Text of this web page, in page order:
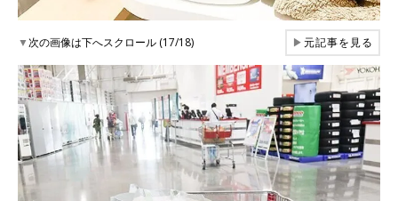
▼次の画像は下へスクロール (17/18) ▶元記事を見る